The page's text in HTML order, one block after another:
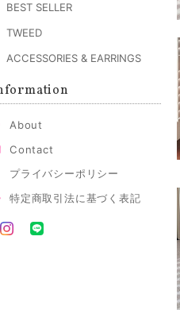
BEST SELLER
TWEED
ACCESSORIES & EARRINGS
About
Contact
プライバシーポリシー
特定商取引法に基づく表記